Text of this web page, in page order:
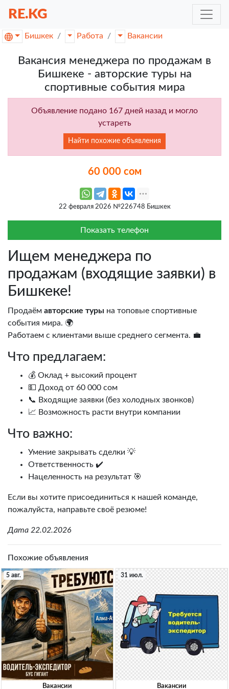
RE.KG
Бишкек Работа Вакансии
Вакансия менеджера по продажам в
Бишкеке - авторские туры на
спортивные события мира
Объявление подано 167 дней назад и могло
устареть
Найти похожие объявления
60 000 сом
22 февраля 2026 №226748 Бишкек
Показать телефон
Ищем менеджера по
продажам (входящие заявки) в
Бишкеке!
Продаём авторские туры на топовые спортивные
события мира. 🌍
Работаем с клиентами выше среднего сегмента. 💼
Что предлагаем:
💰 Оклад + высокий процент
💵 Доход от 60 000 сом
📞 Входящие заявки (без холодных звонков)
📈 Возможность расти внутри компании
Что важно:
Умение закрывать сделки 💡
Ответственность ✔️
Нацеленность на результат 🎯
Если вы хотите присоединиться к нашей команде,
пожалуйста, направьте своё резюме!
Дата 22.02.2026
Похожие объявления
5 авг.
Вакансии
31 июл.
Вакансии